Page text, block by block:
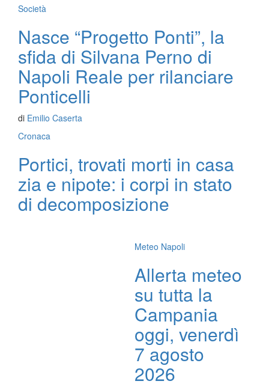
Società
Nasce “Progetto Ponti”, la
sfida di Silvana Perno di
Napoli Reale per rilanciare
Ponticelli
di Emilio Caserta
Cronaca
Portici, trovati morti in casa
zia e nipote: i corpi in stato
di decomposizione
Meteo Napoli
Allerta meteo
su tutta la
Campania
oggi, venerdì
7 agosto
2026